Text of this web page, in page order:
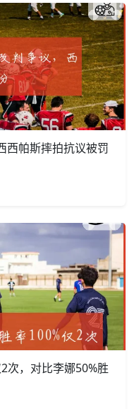
西帕斯摔拍抗议被罚
次，对比李娜50%胜